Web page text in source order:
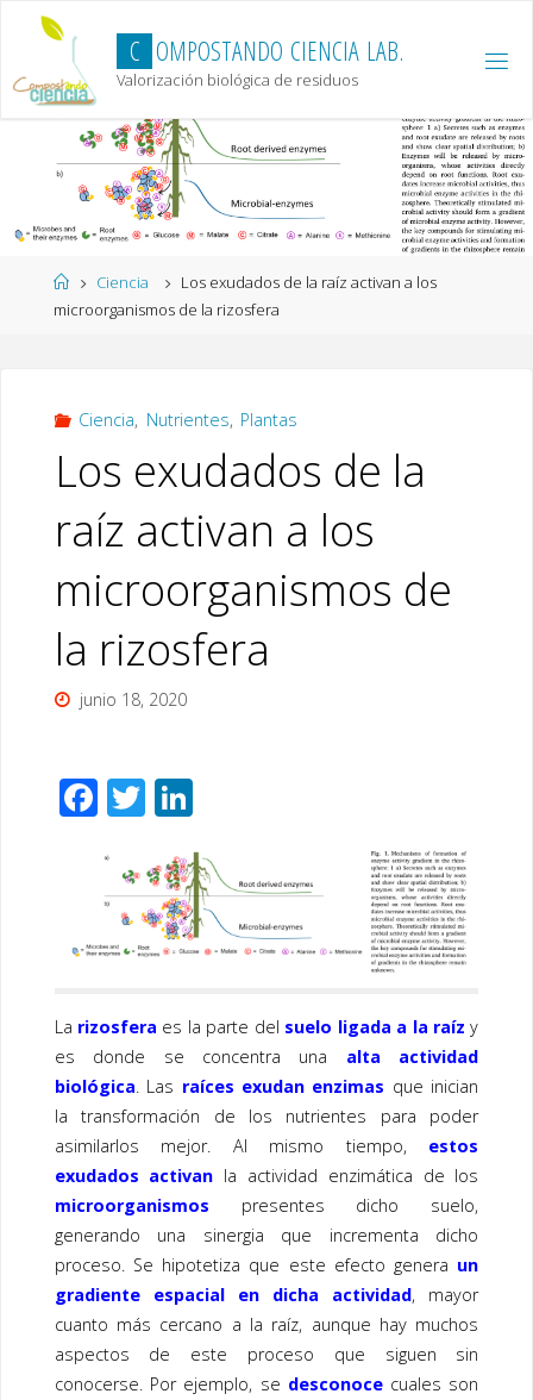
content
C OMPOSTANDO CIENCIA LAB.
Valorización biológica de residuos
HomeCiencia
Los exudados de la raíz activan a los
microorganismos de la rizosfera
Ciencia, Nutrientes, Plantas
Los exudados de la
raíz activan a los
microorganismos de
la rizosfera
junio 18, 2020
F
e
b
o
k
T
tt
er
Li
k
e
dI
La rizosfera es la parte del suelo ligada a la raíz y
es donde se concentra una alta actividad
biológica . Las raíces exudan enzimas que inician
la transformación de los nutrientes para poder
asimilarlos mejor. Al mismo tiempo, estos
exudados activan la actividad enzimática de los
microorganismos presentes dicho suelo,
generando una sinergia que incrementa dicho
proceso. Se hipotetiza que este efecto genera un
gradiente espacial en dicha actividad, mayor
cuanto más cercano a la raíz, aunque hay muchos
aspectos de este proceso que siguen sin
conocerse. Por ejemplo, se desconocecuales son